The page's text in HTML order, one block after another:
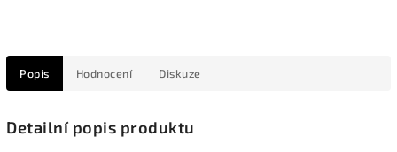
Popis Hodnocení Diskuze
Detailní popis produktu